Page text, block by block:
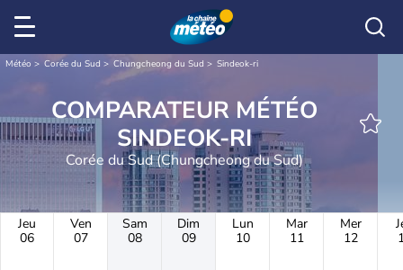
Météo Corée du Sud Chungcheong du Sud Sindeok-ri
COMPARATEUR MÉTÉO
SINDEOK-RI
Corée du Sud (Chungcheong du Sud)
Jeu
06
Ven
07
Sam
08
Dim
09
Lun
10
Mar
11
Mer
12